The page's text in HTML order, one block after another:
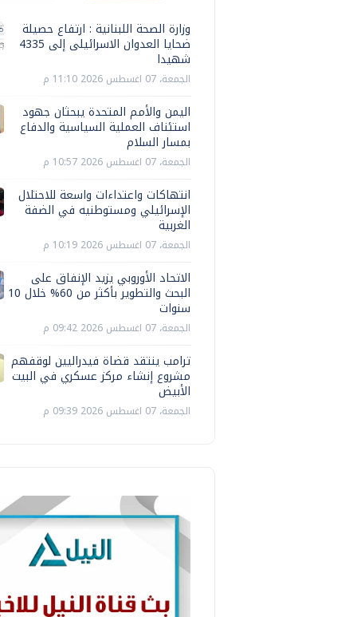
وزارة الصحة اللبنانية : ارتفاع حصيلة
ضحايا العدوان الاسرائيلى إلى 4335
شهيدا
الجمعة، 07 اغسطس 2026 11:10 م
اليمن والأمم المتحدة يبحثان جهود
استئناف العملية السياسية والدفاع
بمسار السلام
الجمعة، 07 اغسطس 2026 10:57 م
انتهاكات واعتداءات واسعة للاحتلال
الإسرائيلي ومستوطنيه في الضفة
الغربية
الجمعة، 07 اغسطس 2026 10:19 م
الاتحاد الأوروبي يزيد الإنفاق على
البحث والتطوير بأكثر من 60% خلال 10
سنوات
الجمعة، 07 اغسطس 2026 09:42 م
ترامب ينتقد قضاة فيدراليين لوقفهم
مشروع إنشاء مركز عسكري في البيت
الأبيض
الجمعة، 07 اغسطس 2026 09:39 م